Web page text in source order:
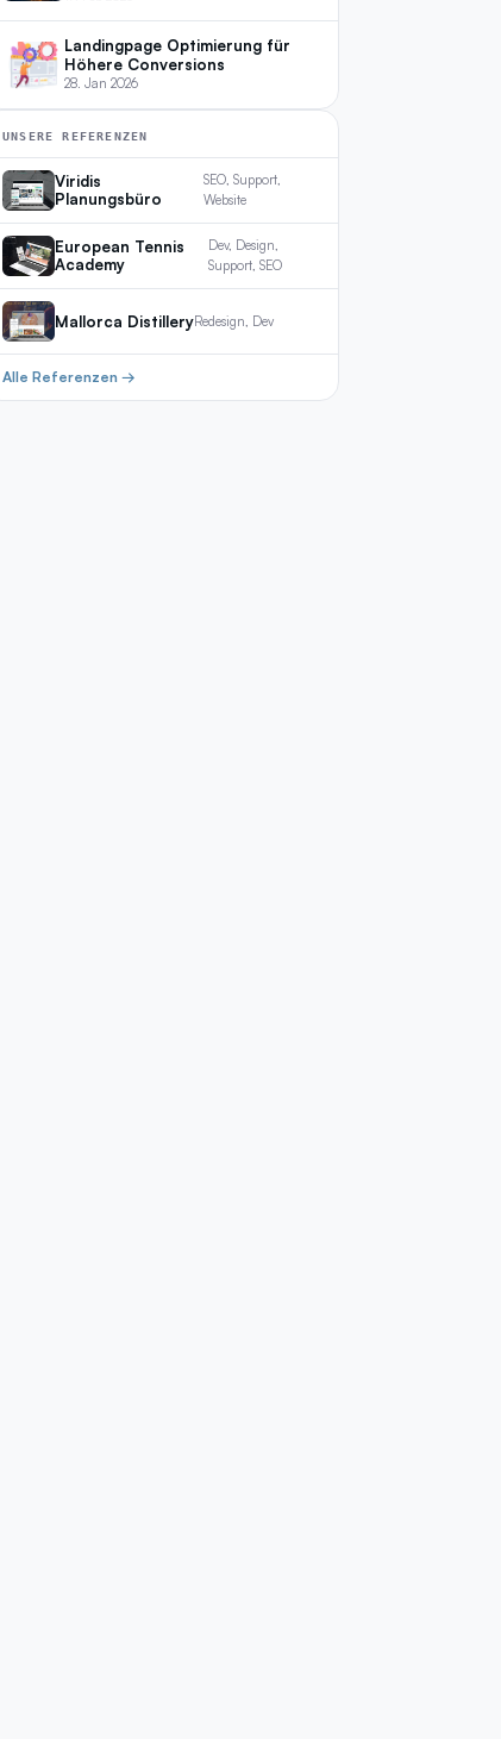
Landingpage Optimierung für
Höhere Conversions
28. Jan 2026
UNSERE REFERENZEN
Viridis
Planungsbüro
SEO, Support,
Website
European Tennis
Academy
Dev, Design,
Support, SEO
Mallorca DistilleryRedesign, Dev
Alle Referenzen →